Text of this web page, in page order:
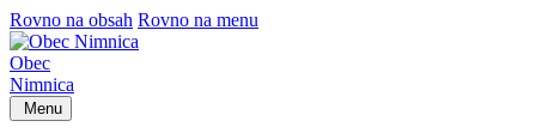
Rovno na obsah Rovno na menu
Obec
Nimnica
Menu